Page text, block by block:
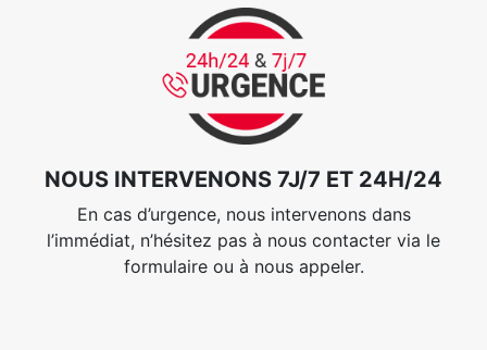
NOUS INTERVENONS 7J/7 ET 24H/24
En cas d’urgence, nous intervenons dans
l’immédiat, n’hésitez pas à nous contacter via le
formulaire ou à nous appeler.